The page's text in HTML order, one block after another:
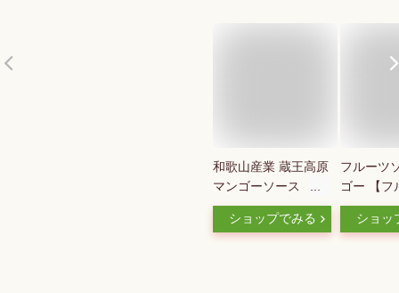
和歌山産業 蔵王高原
マンゴーソース
320g×6本入 送料無
料（北海道・東北・
ショップでみる
フルーツ
ゴー 【フ
スマンゴ
（200g
ショッ